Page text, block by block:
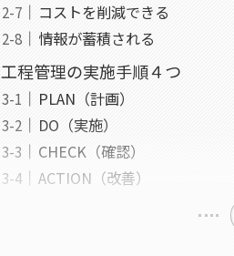
コストを削減できる
情報が蓄積される
工程管理の実施手順４つ
PLAN（計画）
DO（実施）
CHECK（確認）
ACTION（改善）